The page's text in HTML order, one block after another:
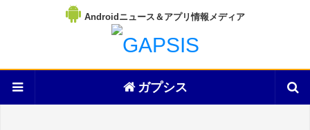
Androidニュース＆アプリ情報メディア
ガプシス